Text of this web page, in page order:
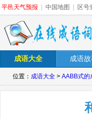
平邑天气预报 中国地图 区号
成语大全 成语
位置： 成语大全 > AABB式的